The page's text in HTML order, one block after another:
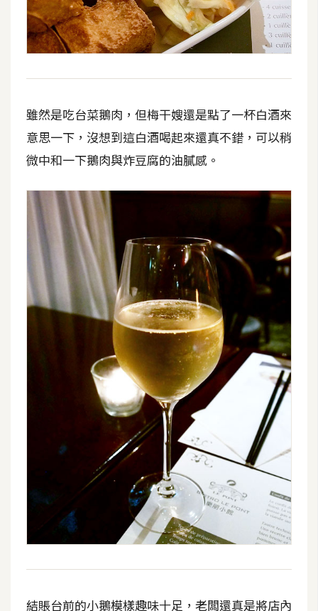
雖然是吃台菜鵝肉，但梅干嫂還是點了一杯白酒來
意思一下，沒想到這白酒喝起來還真不錯，可以稍
微中和一下鵝肉與炸豆腐的油膩感。
結賬台前的小鵝模樣趣味十足，老闆還真是將店內